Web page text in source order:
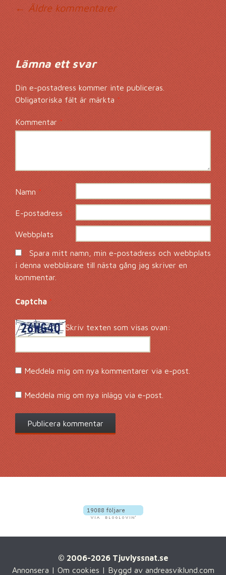
← Äldre kommentarer
Lämna ett svar
Din e-postadress kommer inte publiceras.
Obligatoriska fält är märkta *
Kommentar *
Namn *
E-postadress*
Webbplats
Spara mitt namn, min e-postadress och webbplats
i denna webbläsare till nästa gång jag skriver en
kommentar.
Captcha*
Skriv texten som visas ovan:
Meddela mig om nya kommentarer via e-post.
Meddela mig om nya inlägg via e-post.
© 2006-2026 Tjuvlyssnat.se
Annonsera | Om cookies | Byggd av andreasviklund.com